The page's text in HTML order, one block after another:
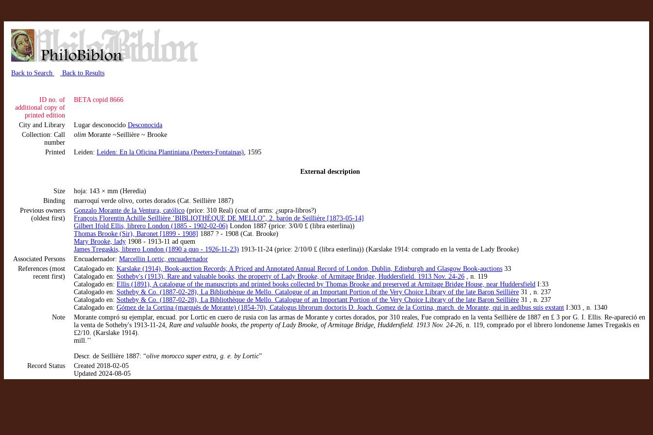
Back to Search Back to Results
ID no. of
additional copy of
printed edition
BETA copid 8666
City and Library Lugar desconocido Desconocida
Collection: Call
number
olim Morante ~Seillière ~ Brooke
Printed Leiden: Leiden: En la Oficina Plantiniana (Peeters-Fontainas), 1595
External description
Size
hoja: 143 × mm (Heredia)
Binding
marroquí verde olivo, cortes dorados (Cat. Seillière 1887)
Previous owners
(oldest first)
Gonzalo Morante de la Ventura, católico (price: 310 Real) (coat of arms: ¿supra-libros?)
François Florentin Achille Seillière ‘BIBLIOTHÈQUE DE MELLO”, 2. barón de Seillière [1873-05-14]
Gilbert Ifold Ellis, librero London (1885 - 1902-02-06) London 1887 (price: 3/0/0 £ (libra esterlina))
Thomas Brooke (Sir), Baronet [1899 - 1908] 1887 ? - 1908 (Cat. Brooke)
Mary Brooke, lady 1908 - 1913-11 ad quem
James Tregaskis, librero London (1890 a quo - 1926-11-23) 1913-11-24 (price: 2/10/0 £ (libra esterlina)) (Karslake 1914: comprado en la venta de Lady Brooke)
Associated Persons
Encuadernador: Marcellin Lortic, encuadernador
References (most
recent first)
Catalogado en: Karslake (1914), Book-auction Records; A Priced and Annotated Annual Record of London, Dublin, Edinburgh and Glasgow Book-auctions 33
Catalogado en: Sotheby's (1913), Rare and valuable books, the property of Lady Brooke, of Armitage Bridge, Huddersfield. 1913 Nov. 24-26 , n. 119
Catalogado en: Ellis (1891), A catalogue of the manuscripts and printed books collected by Thomas Brooke and preserved at Armitage Bridge House, near Huddersfield I:33
Catalogado en: Sotheby & Co. (1887-02-28), La Bibliothèque de Mello. Catalogue of an Important Portion of the Very Choice Library of the late Baron Seillière 31 , n. 237
Catalogado en: Sotheby & Co. (1887-02-28), La Bibliothèque de Mello. Catalogue of an Important Portion of the Very Choice Library of the late Baron Seillière 31 , n. 237
Catalogado en: Gómez de la Cortina (marqués de Morante) (1854-70), Catalogus librorum doctoris D. Joach. Gomez de la Cortina, march. de Morante, qui in aedibus suis exstant I:303 , n. 1340
Note
Morante compró su ejemplar, encuad. por Lortic en cuero de rusia con las armas de Morante y cortes dorados, por 310 reales, Fue comprado en la venta Seillière de 1887 en £ 3 por G. I. Ellis. Re-apareció en
la venta de Sotheby's 1913-11-24, Rare and valuable books, the property of Lady Brooke, of Armitage Bridge, Huddersfield. 1913 Nov. 24-26, n. 119, comprado por el librero londonense James Tregaskis en
£2/10. (Karslake 1914).
mill.’’
Descr. de Seillière 1887: “olive morocco super extra, g. e. by Lortic”
Record Status
Created 2018-02-05
Updated 2024-08-05